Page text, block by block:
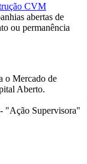
CVM
abertas de
ou permanência
o Mercado de
Aberto.
- "Ação Supervisora"